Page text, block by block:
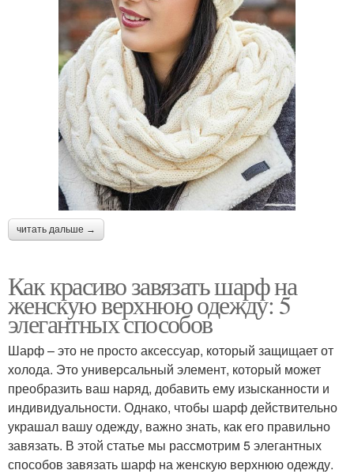
читать дальше →
Как красиво завязать шарф на
женскую верхнюю одежду: 5
элегантных способов
Шарф – это не просто аксессуар, который защищает от
холода. Это универсальный элемент, который может
преобразить ваш наряд, добавить ему изысканности и
индивидуальности. Однако, чтобы шарф действительно
украшал вашу одежду, важно знать, как его правильно
завязать. В этой статье мы рассмотрим 5 элегантных
способов завязать шарф на женскую верхнюю одежду.